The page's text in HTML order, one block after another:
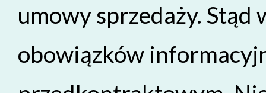
umowy sprzedaży. Stąd
obowiązków